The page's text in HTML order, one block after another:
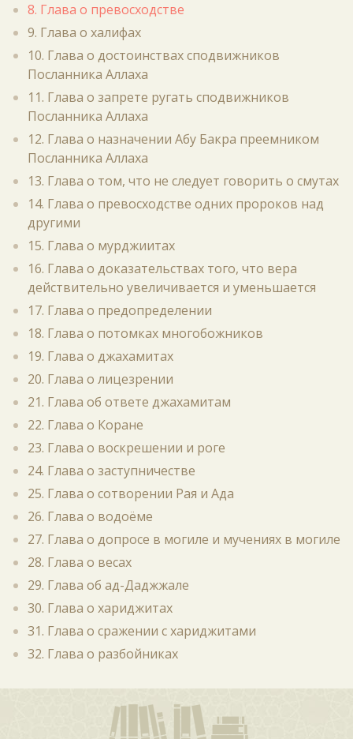
8. Глава о превосходстве
9. Глава о халифах
10. Глава о достоинствах сподвижников
Посланника Аллаха
11. Глава о запрете ругать сподвижников
Посланника Аллаха
12. Глава о назначении Абу Бакра преемником
Посланника Аллаха
13. Глава о том, что не следует говорить о смутах
14. Глава о превосходстве одних пророков над
другими
15. Глава о мурджиитах
16. Глава о доказательствах того, что вера
действительно увеличивается и уменьшается
17. Глава о предопределении
18. Глава о потомках многобожников
19. Глава о джахамитах
20. Глава о лицезрении
21. Глава об ответе джахамитам
22. Глава о Коране
23. Глава о воскрешении и роге
24. Глава о заступничестве
25. Глава о сотворении Рая и Ада
26. Глава о водоёме
27. Глава о допросе в могиле и мучениях в могиле
28. Глава о весах
29. Глава об ад-Даджжале
30. Глава о хариджитах
31. Глава о сражении с хариджитами
32. Глава о разбойниках